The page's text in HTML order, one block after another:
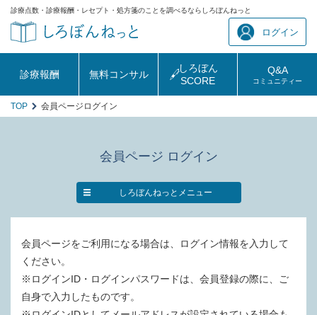
診療点数・診療報酬・レセプト・処方箋のことを調べるならしろぼんねっと
ログイン
診療報酬 無料コンサル
しろぼん
SCORE
Q&A
コミュニティー
TOP 会員ページログイン
会員ページ ログイン
しろぼんねっとメニュー
会員ページをご利用になる場合は、ログイン情報を入力して
ください。
※ログインID・ログインパスワードは、会員登録の際に、ご
自身で入力したものです。